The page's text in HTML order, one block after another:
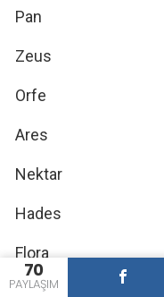
70
PAYLAŞIM
Pan
Zeus
Orfe
Ares
Nektar
Hades
Flora